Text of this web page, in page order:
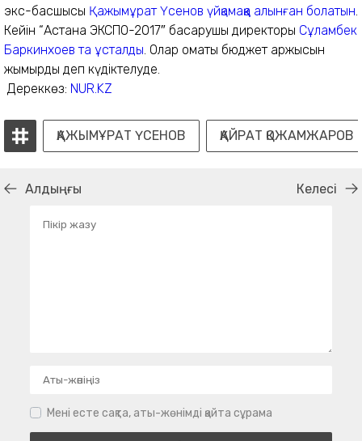
экс-басшысы Қажымұрат Үсенов үйқамаққа алынған болатын
Кейін “Астана ЭКСПО-2017″ басқарушы директоры Сұламбек
Баркинхоев та ұсталды . Олар қомақты бюджет қаржысын
жымқырды деп күдіктелуде.
Дереккөз: NUR.KZ
ҚАЖЫМҰРАТ ҮСЕНОВ ҚАЙРАТ ҚОЖАМЖАРОВ
Алдыңғы Келесі
Мені есте сақта, аты-жөнімді қайта сұрама